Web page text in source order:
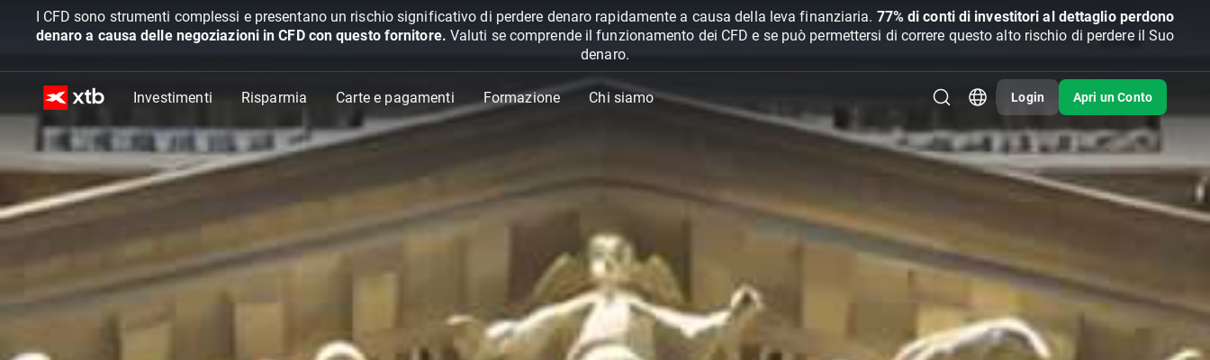
I CFD sono strumenti complessi e presentano un rischio significativo di perdere denaro rapidamente a causa della leva finanziaria. 77% di conti di investitori al dettaglio perdono
denaro a causa delle negoziazioni in CFD con questo fornitore. Valuti se comprende il funzionamento dei CFD e se può permettersi di correre questo alto rischio di perdere il Suo
denaro.
Investimenti Risparmia Carte e pagamenti Formazione Chi siamo Login Apri un Conto